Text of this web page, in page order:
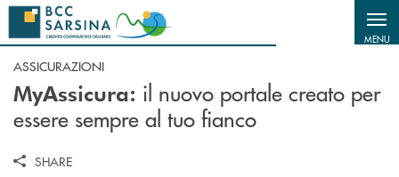
Salta al contenuto principale
MENU
ASSICURAZIONI
MyAssicura: il nuovo portale creato per
essere sempre al tuo fianco
SHARE